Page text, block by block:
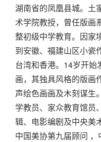
湖南省的凤凰县城。土
术学院教授，曾任版画
整初级中学教育。因家
到安徽、福建山区小瓷
台湾和香港。14岁开始
画，其独具风格的版画
声绘色画画及木刻谋生
学教员、家众教育馆员
辑、电影编剧及中央美
中国美协第九届顾问